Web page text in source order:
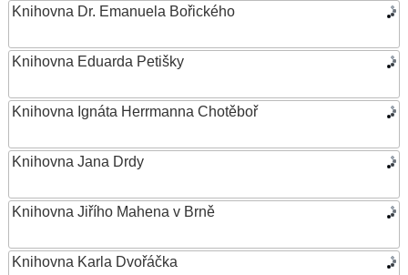
Knihovna Dr. Emanuela Bořického
Knihovna Eduarda Petišky
Knihovna Ignáta Herrmanna Chotěboř
Knihovna Jana Drdy
Knihovna Jiřího Mahena v Brně
Knihovna Karla Dvořáčka